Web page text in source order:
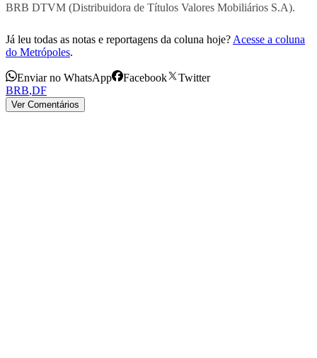
BRB DTVM (Distribuidora de Títulos Valores Mobiliários S.A).
Já leu todas as notas e reportagens da coluna hoje? Acesse a coluna
do Metrópoles.
Enviar no WhatsApp Facebook
Twitter
BRB,DF
Ver Comentários